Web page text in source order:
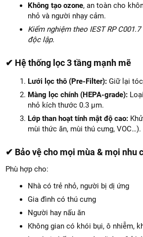
Không tạo ozone, an toàn cho
nhỏ và người nhạy cảm.
Kiểm nghiệm theo IEST RP
độc lập.
✔ Hệ thống lọc 3 tầng mạnh mẽ
Lưới lọc thô (Pre-Filter): Giữ lại
Màng lọc chính (HEPA-grade):
nhỏ kích thước 0.3 µm.
Lớp than hoạt tính mật độ cao:
mùi thức ăn, mùi thú cưng, VOC…).
✔ Bảo vệ cho mọi mùa & mọi nhu
Phù hợp cho:
Nhà có trẻ nhỏ, người bị dị ứng
Gia đình có thú cưng
Người hay nấu ăn
Không gian có khói bụi, ô nhiễm,